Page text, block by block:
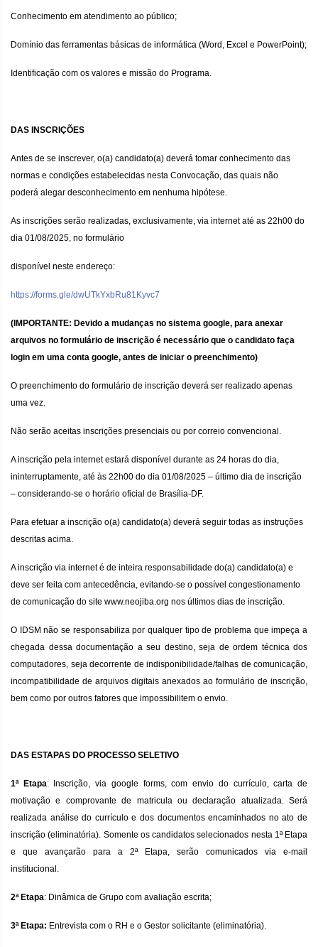
Conhecimento em atendimento ao público;
Domínio das ferramentas básicas de informática (Word, Excel e PowerPoint);
Identificação com os valores e missão do Programa.
DAS INSCRIÇÕES
Antes de se inscrever, o(a) candidato(a) deverá tomar conhecimento das
normas e condições estabelecidas nesta Convocação, das quais não
poderá alegar desconhecimento em nenhuma hipótese.
As inscrições serão realizadas, exclusivamente, via internet até as 22h00 do
dia 01/08/2025, no formulário
disponível neste endereço:
https://forms.gle/dwUTkYxbRu81Kyvc7
(IMPORTANTE: Devido a mudanças no sistema google, para anexar
arquivos no formulário de inscrição é necessário que o candidato faça
login em uma conta google, antes de iniciar o preenchimento)
O preenchimento do formulário de inscrição deverá ser realizado apenas
uma vez.
Não serão aceitas inscrições presenciais ou por correio convencional.
A inscrição pela internet estará disponível durante as 24 horas do dia,
ininterruptamente, até às 22h00 do dia 01/08/2025 – último dia de inscrição
– considerando-se o horário oficial de Brasília-DF.
Para efetuar a inscrição o(a) candidato(a) deverá seguir todas as instruções
descritas acima.
A inscrição via internet é de inteira responsabilidade do(a) candidato(a) e
deve ser feita com antecedência, evitando-se o possível congestionamento
de comunicação do site www.neojiba.org nos últimos dias de inscrição.
O IDSM não se responsabiliza por qualquer tipo de problema que impeça a
chegada dessa documentação a seu destino, seja de ordem técnica dos
computadores, seja decorrente de indisponibilidade/falhas de comunicação,
incompatibilidade de arquivos digitais anexados ao formulário de inscrição,
bem como por outros fatores que impossibilitem o envio.
DAS ESTAPAS DO PROCESSO SELETIVO
1ª Etapa: Inscrição, via google forms, com envio do currículo, carta de
motivação e comprovante de matricula ou declaração atualizada. Será
realizada análise do currículo e dos documentos encaminhados no ato de
inscrição (eliminatória). Somente os candidatos selecionados nesta 1ª Etapa
e que avançarão para a 2ª Etapa, serão comunicados via e-mail
institucional.
2ª Etapa: Dinâmica de Grupo com avaliação escrita;
3ª Etapa: Entrevista com o RH e o Gestor solicitante (eliminatória).